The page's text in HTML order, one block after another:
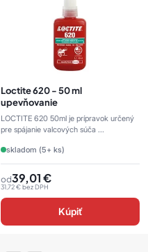
Loctite 620 - 50 ml
upevňovanie
LOCTITE 620 50ml je prípravok určený
pre spájanie valcových súča ...
skladom (5+ ks)
od39,01€
31,72€bez DPH
Kúpiť